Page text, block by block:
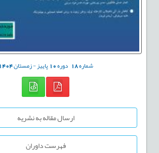
شماره18 دوره10پاییز - زمستان1404
ارسال مقاله به نشریه
فهرست داوران